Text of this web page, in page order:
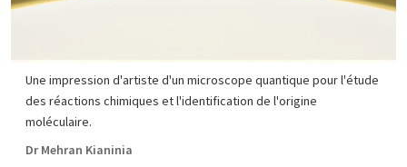
Une impression d'artiste d'un microscope quantique pour l'étude
des réactions chimiques et l'identification de l'origine
moléculaire.
Dr Mehran Kianinia